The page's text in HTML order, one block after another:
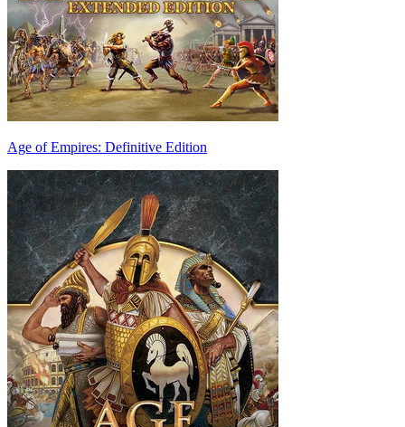
Age of Empires: Definitive Edition